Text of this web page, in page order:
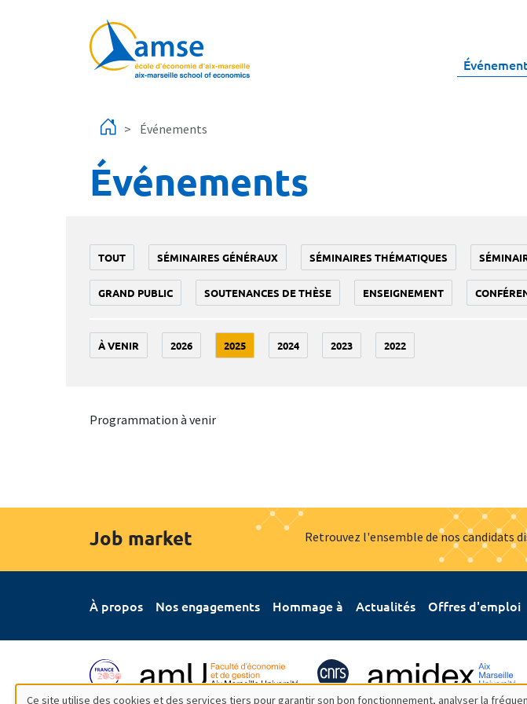
Événements
Événements
TOUT SÉMINAIRES GÉNÉRAUX SÉMINAIRES THÉMATIQUES
GRAND PUBLIC SOUTENANCES DE THÈSE ENSEIGNEMENT
À VENIR 2026 2025 2024 2023 2022
Programmation à venir
Job market Retrouvez l'ensemble de nos candidats
À propos Nos engagements Hommage à Actualités Offres d'emploi
Ce site utilise des cookies et des services tiers pour garantir son bon fonctionnement, analyser la